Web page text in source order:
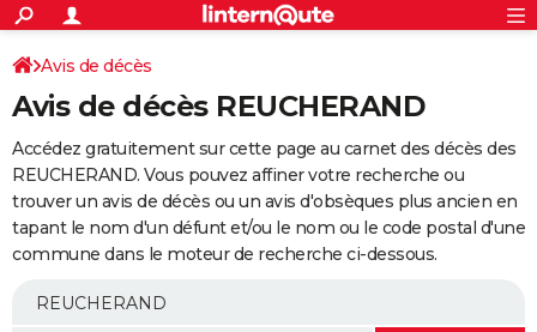
ACTUALITÉS
Politique
Société
Faits Divers
Education
Monde
Villes
+
SPORT
Coupe du monde 2026
Football
Tennis
Cyclisme
Rugby
Forum
Programme TV
TNT
Streaming
Cinéma
Sorties cinéma
Musique
+
FINANCE
Retraite
Epargne
Immobilier
Risques naturels par ville
Assurance
AUTO
Essais
Réserver un essai
Citadines
Berlines
SUV
Forum auto
+
Mobiles
Meilleur smartphone
Internet
Ordinateurs
Jeux vidéo
Guide high-tech
Avis de décès
Avis de décès REUCHERAND
Accédez gratuitement sur cette page au carnet des décès des
REUCHERAND. Vous pouvez affiner votre recherche ou
trouver un avis de décès ou un avis d'obsèques plus ancien en
tapant le nom d'un défunt et/ou le nom ou le code postal d'une
commune dans le moteur de recherche ci-dessous.